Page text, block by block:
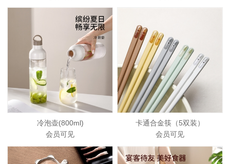
冷泡壶(800ml)
会员可见
卡通合金筷（5双装）
会员可见